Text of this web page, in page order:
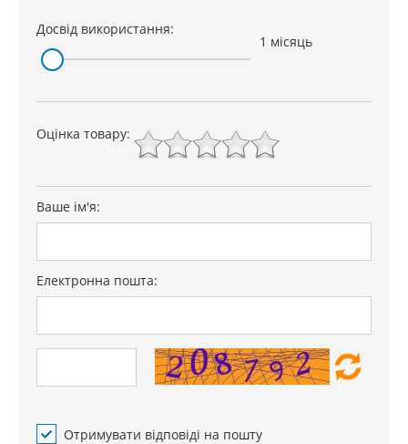
пароварка
захист від дітей
Досвід використання:
1 місяць
Оцінка товару:
Ваше ім'я:
Електронна пошта:
Отримувати відповіді на пошту